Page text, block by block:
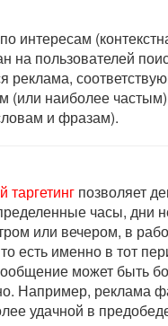
по интересам
на пользователей
реклама,
(или наиболее
и фразам).
таргетинг позволяет
часы, дни
или вечером, в
есть именно в тот
может быть
Например, реклама
удачной в